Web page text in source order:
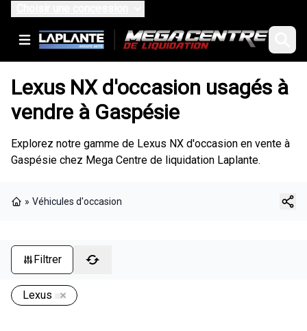
Lexus NX d'occasion usagés à
vendre à Gaspésie
Explorez notre gamme de Lexus NX d'occasion en vente à
Gaspésie chez Mega Centre de liquidation Laplante.
» Véhicules d'occasion
Filtrer
Lexus